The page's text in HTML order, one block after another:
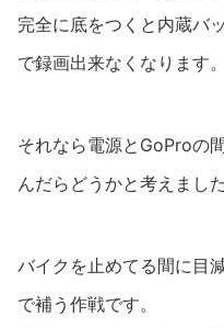
完全に底をつくと内蔵バ
で録画出来なくなります。
それなら電源とGoProの
んだらどうかと考えました
バイクを止めてる間に目
で補う作戦です。